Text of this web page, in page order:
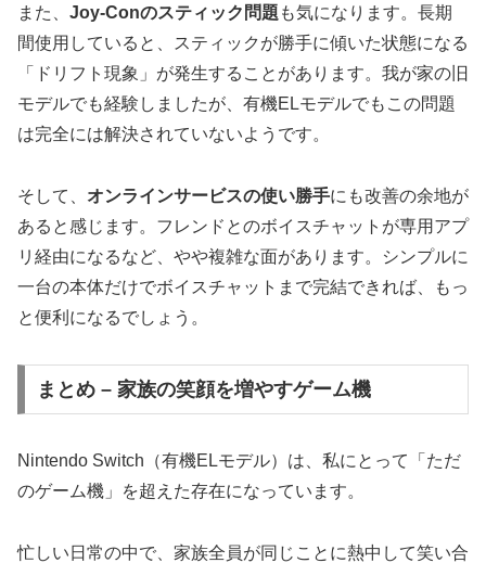
また、 Joy-Conのスティック問題 も気になります。長期
間使用していると、スティックが勝手に傾いた状態になる
「ドリフト現象」が発生することがあります。我が家の旧
モデルでも経験しましたが、有機ELモデルでもこの問題
は完全には解決されていないようです。
そして、 オンラインサービスの使い勝手にも改善の余地が
あると感じます。フレンドとのボイスチャットが専用アプ
リ経由になるなど、やや複雑な面があります。シンプルに
一台の本体だけでボイスチャットまで完結できれば、もっ
と便利になるでしょう。
まとめ – 家族の笑顔を増やすゲーム機
Nintendo Switch（有機ELモデル）は、私にとって「ただ
のゲーム機」を超えた存在になっています。
忙しい日常の中で、家族全員が同じことに熱中して笑い合